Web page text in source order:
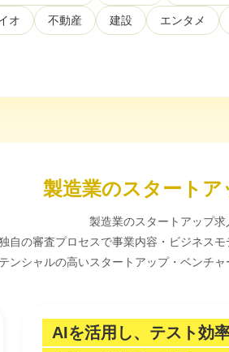
オ 不動産 建設 エンタメ
製造業のスタートア
製造業のスタートアップ求
自の審査プロセスで事業内容・ビジネス
ンシャルの高いスタートアップ・ベンチャ
AIを活用し、テスト効